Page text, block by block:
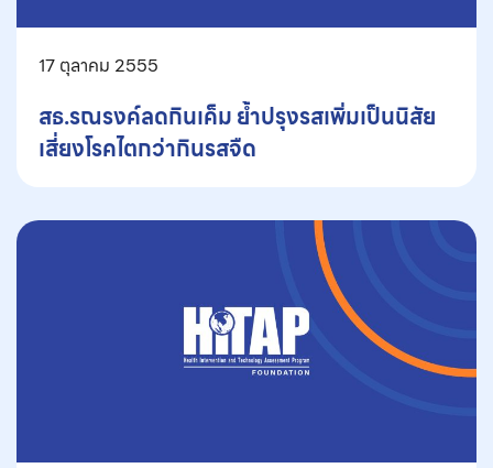
17 ตุลาคม 2555
สธ.รณรงค์ลดกินเค็ม ย้ำปรุงรสเพิ่มเป็นนิสัย
เสี่ยงโรคไตกว่ากินรสจืด